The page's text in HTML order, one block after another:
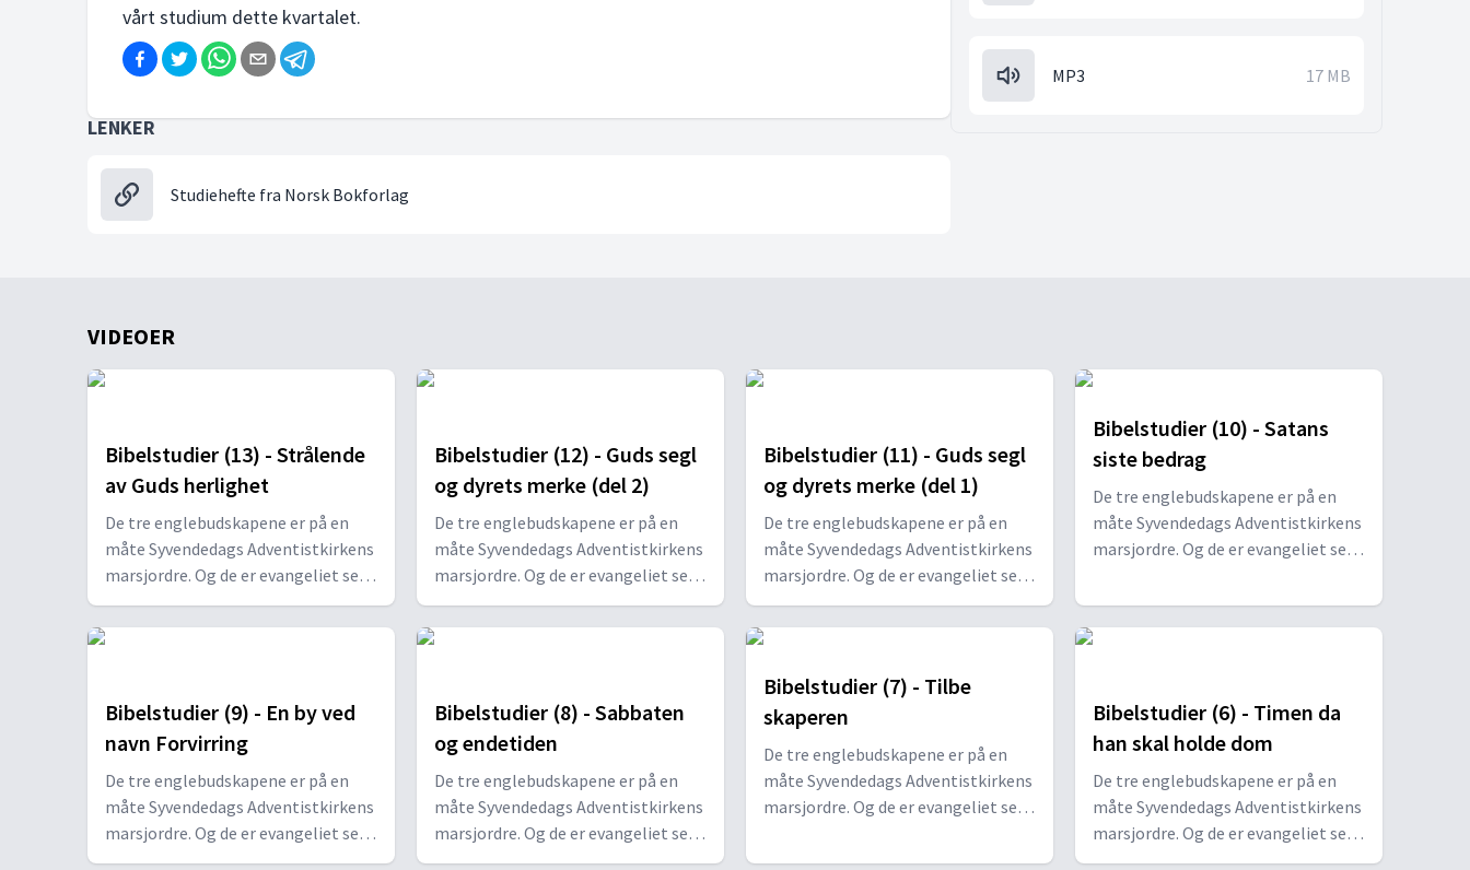
vårt studium dette kvartalet.
LENKER
Studiehefte fra Norsk Bokforlag
MP3 17 MB
VIDEOER
Bibelstudier (13) - Strålende
av Guds herlighet
De tre englebudskapene er på en
måte Syvendedags Adventistkirkens
marsjordre. Og de er evangeliet sett
i lys av «sannheten for vår tid» (2
Pet 1,12 KJV).
Bibelstudier (12) - Guds segl
og dyrets merke (del 2)
De tre englebudskapene er på en
måte Syvendedags Adventistkirkens
marsjordre. Og de er evangeliet sett
i lys av «sannheten for vår tid» (2
Pet 1,12 KJV).
Bibelstudier (11) - Guds segl
og dyrets merke (del 1)
De tre englebudskapene er på en
måte Syvendedags Adventistkirkens
marsjordre. Og de er evangeliet sett
i lys av «sannheten for vår tid» (2
Pet 1,12 KJV).
Bibelstudier (10) - Satans
siste bedrag
De tre englebudskapene er på en
måte Syvendedags Adventistkirkens
marsjordre. Og de er evangeliet sett
Pet 1,12 KJV).
Bibelstudier (9) - En by ved
navn Forvirring
De tre englebudskapene er på en
måte Syvendedags Adventistkirkens
marsjordre. Og de er evangeliet sett
i lys av «sannheten for vår tid» (2
Bibelstudier (8) - Sabbaten
og endetiden
De tre englebudskapene er på en
måte Syvendedags Adventistkirkens
marsjordre. Og de er evangeliet sett
i lys av «sannheten for vår tid» (2
Bibelstudier (7) - Tilbe
skaperen
De tre englebudskapene er på en
måte Syvendedags Adventistkirkens
marsjordre. Og de er evangeliet sett
Pet 1,12 KJV).
Bibelstudier (6) - Timen da
han skal holde dom
De tre englebudskapene er på en
måte Syvendedags Adventistkirkens
marsjordre. Og de er evangeliet sett
i lys av «sannheten for vår tid» (2